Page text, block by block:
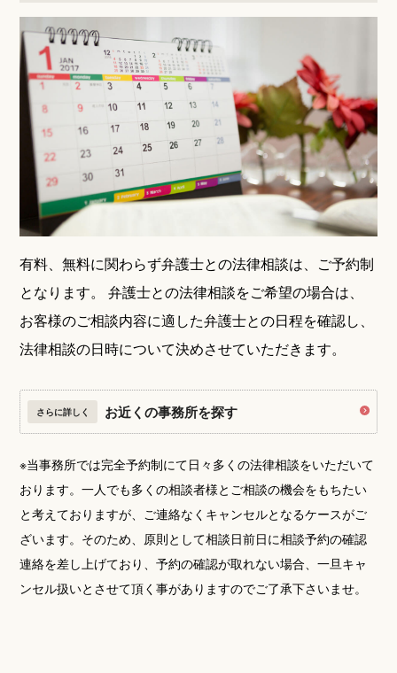
有料、無料に関わらず弁護士との法律相談は、ご予約制
となります。
弁護士との法律相談をご希望の場合は、
お客様のご相談内容に適した弁護士との日程を確認し、
法律相談の日時について決めさせていただきます。
さらに詳しく お近くの事務所を探す
※当事務所では完全予約制にて日々多くの法律相談をいただいて
おります。一人でも多くの相談者様とご相談の機会をもちたい
と考えておりますが、ご連絡なくキャンセルとなるケースがご
ざいます。そのため、原則として相談日前日に相談予約の確認
連絡を差し上げており、予約の確認が取れない場合、一旦キャ
ンセル扱いとさせて頂く事がありますのでご了承下さいませ。